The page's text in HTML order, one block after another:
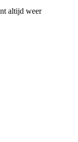
altijd weer